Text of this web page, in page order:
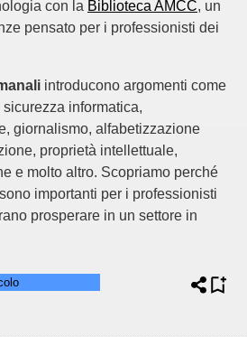
con la Biblioteca AMCC, un
pensato per i professionisti dei
introducono argomenti come
informatica,
giornalismo, alfabetizzazione
proprietà intellettuale,
e molto altro. Scopriamo perché
importanti per i professionisti
prosperare in un settore in